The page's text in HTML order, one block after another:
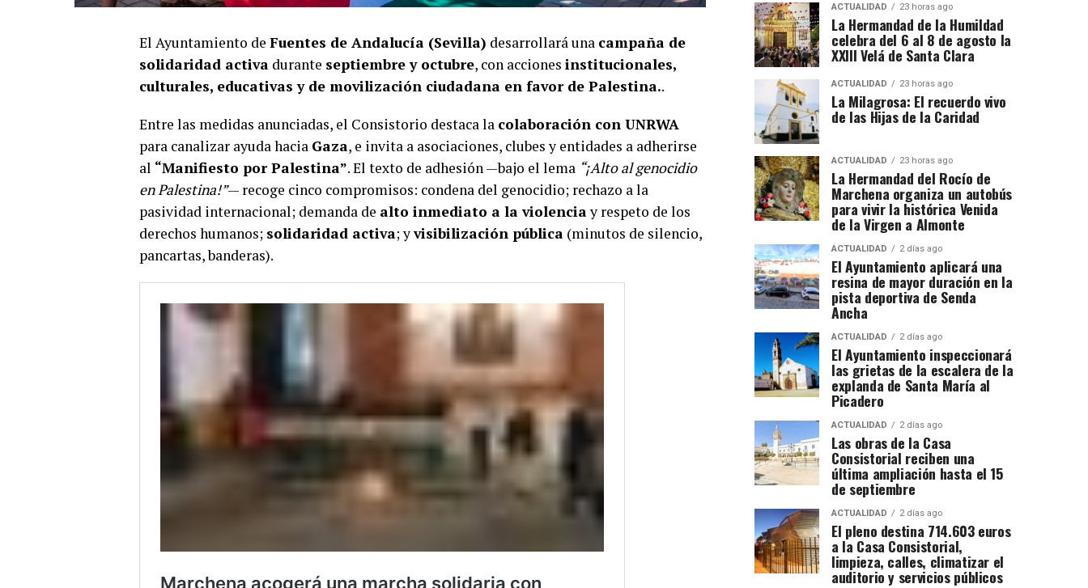
El Ayuntamiento de Fuentes de Andalucía (Sevilla) desarrollará una campaña de
solidaridad activa durante septiembre y octubre, con acciones institucionales,
culturales, educativas y de movilización ciudadana en favor de Palestina..
Entre las medidas anunciadas, el Consistorio destaca la colaboración con UNRWA
para canalizar ayuda hacia Gaza, e invita a asociaciones, clubes y entidades a adherirse
al “Manifiesto por Palestina”. El texto de adhesión —bajo el lema “¡Alto al genocidio
en Palestina!”— recoge cinco compromisos: condena del genocidio; rechazo a la
pasividad internacional; demanda de alto inmediato a la violenciay respeto de los
derechos humanos; solidaridad activa; yvisibilización pública (minutos de silencio,
pancartas, banderas).
ACTUALIDAD 23 horas ago
La Hermandad de la Humildad
celebra del 6 al 8 de agosto la
XXIII Velá de Santa Clara
ACTUALIDAD 23 horas ago
La Milagrosa: El recuerdo vivo
de las Hijas de la Caridad
ACTUALIDAD 23 horas ago
La Hermandad del Rocío de
Marchena organiza un autobús
para vivir la histórica Venida
de la Virgen a Almonte
ACTUALIDAD 2 días ago
El Ayuntamiento aplicará una
resina de mayor duración en la
pista deportiva de Senda
Ancha
ACTUALIDAD 2 días ago
El Ayuntamiento inspeccionará
las grietas de la escalera de la
explanda de Santa María al
Picadero
ACTUALIDAD 2 días ago
Las obras de la Casa
Consistorial reciben una
última ampliación hasta el 15
de septiembre
ACTUALIDAD 2 días ago
El pleno destina 714.603 euros
a la Casa Consistorial,
limpieza, calles, climatizar el
auditorio y servicios públicos